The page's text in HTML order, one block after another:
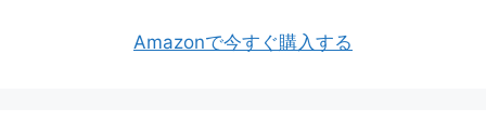
Amazonで今すぐ購入する